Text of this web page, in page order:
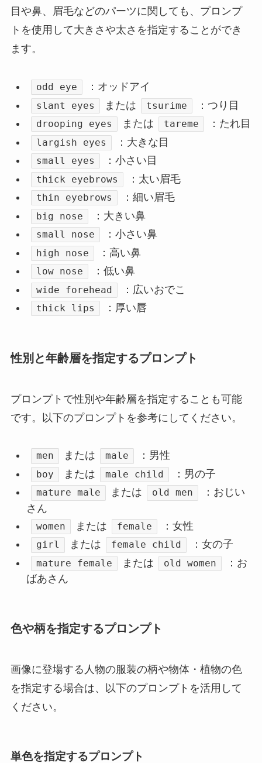
目や鼻、眉毛などのパーツに関しても、プロンプ
トを使用して大きさや太さを指定することができ
ます。
odd eye ：オッドアイ
slant eyes または tsurime ：つり目
drooping eyes または tareme ：たれ目
largish eyes ：大きな目
small eyes ：小さい目
thick eyebrows ：太い眉毛
thin eyebrows ：細い眉毛
big nose ：大きい鼻
small nose ：小さい鼻
high nose ：高い鼻
low nose ：低い鼻
wide forehead ：広いおでこ
thick lips ：厚い唇
性別と年齢層を指定するプロンプト
プロンプトで性別や年齢層を指定することも可能
です。以下のプロンプトを参考にしてください。
men または male ：男性
boy または male child ：男の子
mature male または old men
：おじい
さん
women または female ：女性
girl または female child ：女の子
mature female または old women
：お
ばあさん
色や柄を指定するプロンプト
画像に登場する人物の服装の柄や物体・植物の色
を指定する場合は、以下のプロンプトを活用して
ください。
単色を指定するプロンプト